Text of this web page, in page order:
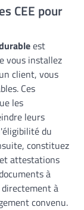
CEE pour
est
vous installez
client, vous
Ces
les
leurs
du
constituez
attestations
à
à
convenu.